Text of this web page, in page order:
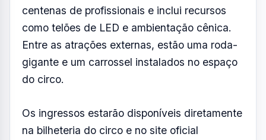
centenas de profissionais e inclui recursos
como telões de LED e ambientação cênica.
Entre as atrações externas, estão uma roda-
gigante e um carrossel instalados no espaço
do circo.
Os ingressos estarão disponíveis diretamente
na bilheteria do circo e no site oficial